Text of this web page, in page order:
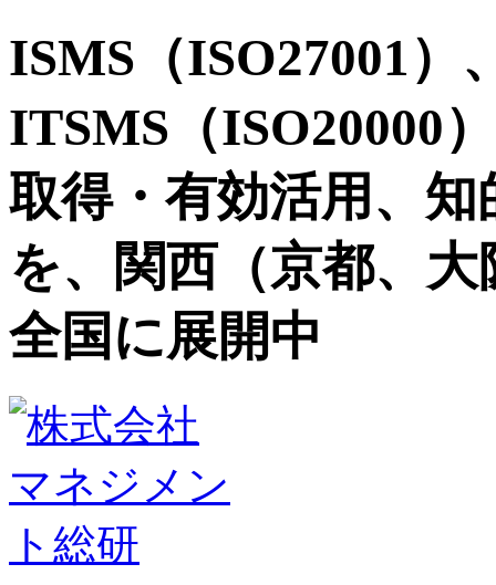
ISMS（ISO27001）
ITSMS（ISO20000
取得・有効活用、
を、関西（京都、
全国に展開中